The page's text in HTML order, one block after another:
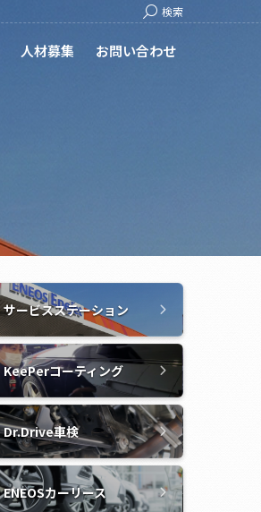
Search:
検索
人材募集 お問い合わせ
サービスステーション
KeePerコーティング
Dr.Drive車検
ENEOSカーリース